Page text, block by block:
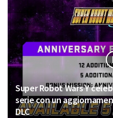
Super Robot Wars Y
serie con un
DLC